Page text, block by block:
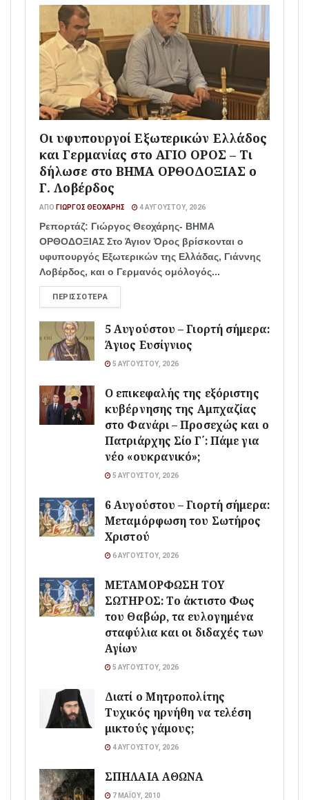
Οι υφυπουργοί Εξωτερικών Ελλάδος
και Γερμανίας στο ΑΓΙΟ ΟΡΟΣ – Τι
δήλωσε στο ΒΗΜΑ ΟΡΘΟΔΟΞΙΑΣ ο
Γ. Λοβέρδος
ΑΠΌ ΓΙΏΡΓΟΣ ΘΕΟΧΆΡΗΣ 4 ΑΥΓΟΎΣΤΟΥ, 2026
Ρεπορτάζ: Γιώργος Θεοχάρης- ΒΗΜΑ
ΟΡΘΟΔΟΞΙΑΣ Στο Άγιον Όρος βρίσκονται ο
υφυπουργός Εξωτερικών της Ελλάδας, Γιάννης
Λοβέρδος, και ο Γερμανός ομόλογός...
ΠΕΡΙΣΣΌΤΕΡΑ
5 Αυγούστου – Γιορτή σήμερα:
Άγιος Ευσίγνιος
5 ΑΥΓΟΎΣΤΟΥ, 2026
Ο επικεφαλής της εξόριστης
κυβέρνησης της Αμπχαζίας
στο Φανάρι – Προσεχώς και ο
Πατριάρχης Σίο Γ΄: Πάμε για
νέο «ουκρανικό»;
5 ΑΥΓΟΎΣΤΟΥ, 2026
6 Αυγούστου – Γιορτή σήμερα:
Μεταμόρφωση του Σωτήρος
Χριστού
6 ΑΥΓΟΎΣΤΟΥ, 2026
ΜΕΤΑΜΟΡΦΩΣΗ ΤΟΥ
ΣΩΤΗΡΟΣ: Το άκτιστο Φως
του Θαβώρ, τα ευλογημένα
σταφύλια και οι διδαχές των
Αγίων
5 ΑΥΓΟΎΣΤΟΥ, 2026
Διατί ο Μητροπολίτης
Τυχικός ηρνήθη να τελέση
μικτούς γάμους;
4 ΑΥΓΟΎΣΤΟΥ, 2026
ΣΠΗΛΑΙΑ ΑΘΩΝΑ
7 ΜΑΪ́ΟΥ, 2010